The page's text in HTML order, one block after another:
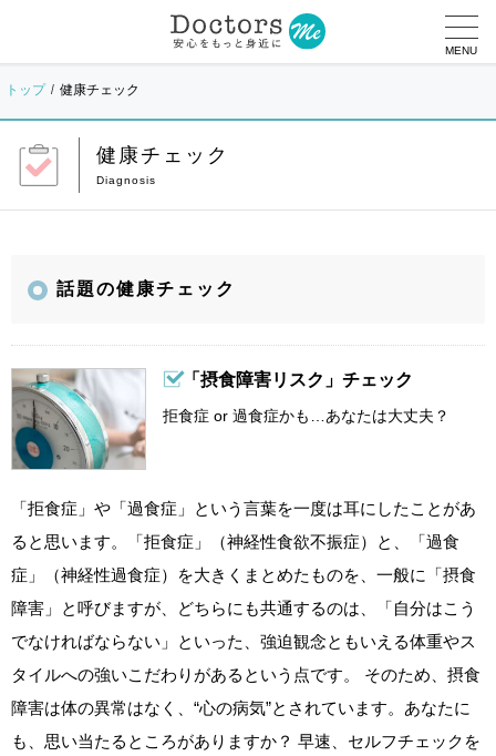
MENU
トップ 健康チェック
健康チェック
話題の健康チェック
「摂食障害リスク」チェック
拒食症 or 過食症かも…あなたは大丈夫？
「拒食症」や「過食症」という言葉を一度は耳にしたことがあ
ると思います。「拒食症」（神経性食欲不振症）と、「過食
症」（神経性過食症）を大きくまとめたものを、一般に「摂食
障害」と呼びますが、どちらにも共通するのは、「自分はこう
でなければならない」といった、強迫観念ともいえる体重やス
タイルへの強いこだわりがあるという点です。 そのため、摂食
障害は体の異常はなく、“心の病気”とされています。あなたに
も、思い当たるところがありますか？ 早速、セルフチェックを